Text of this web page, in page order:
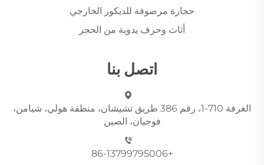
حجارة مرصوفة للديكور الخارجي
أثاث وحرف يدوية من الحجر
اتصل بنا
الغرفة 710-1، رقم 386 طريق تشيشان، منطقة هولي، شيامن،
فوجيان، الصين
+86-13799795006